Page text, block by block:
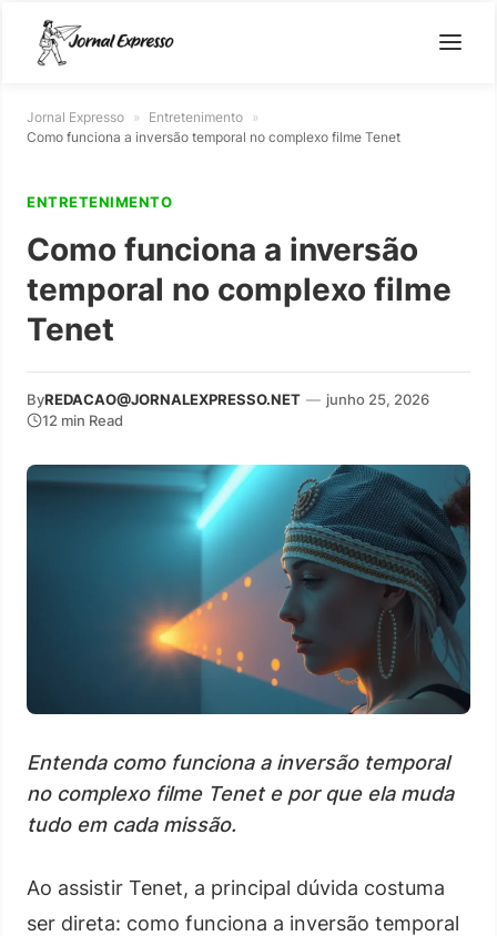
Jornal Expresso » Entretenimento »
Como funciona a inversão temporal no complexo filme Tenet
ENTRETENIMENTO
Como funciona a inversão
temporal no complexo filme
Tenet
ByREDACAO@JORNALEXPRESSO.NET — junho 25, 2026
12 min Read
Entenda como funciona a inversão temporal
no complexo filme Tenet e por que ela muda
tudo em cada missão.
Ao assistir Tenet, a principal dúvida costuma
ser direta: como funciona a inversão temporal